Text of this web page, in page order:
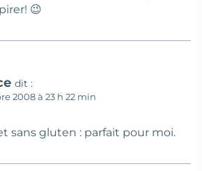
😉
dit :
2008 à 23 h 22 min
sans gluten : parfait pour moi.